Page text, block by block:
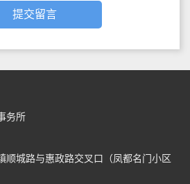
务所
顺城路与惠政路交叉口（凤都名门小区